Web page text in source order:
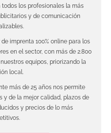
todos los profesionales la más
y de comunicación
imprenta 100% online para los
en el sector, con más de 2.800
equipos, priorizando la
local.
más de 25 años nos permite
y de la mejor calidad, plazos de
y precios de lo más